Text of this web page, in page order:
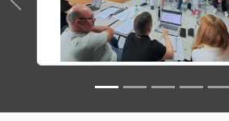
Précedent